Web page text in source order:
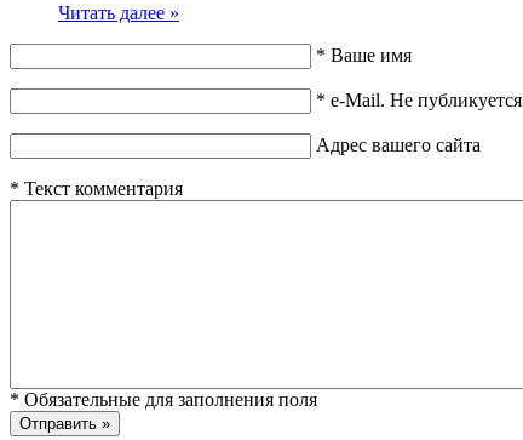
Читать далее »
* Ваше имя
* e-Mail. Не публикуется
Адрес вашего сайта
* Текст комментария
* Обязательные для заполнения поля